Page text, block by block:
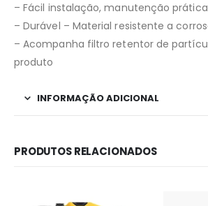
– Fácil instalação, manutenção
– Durável – Material resistente a
– Acompanha filtro retentor de
produto
INFORMAÇÃO ADICIONAL
PRODUTOS RELACIONADOS